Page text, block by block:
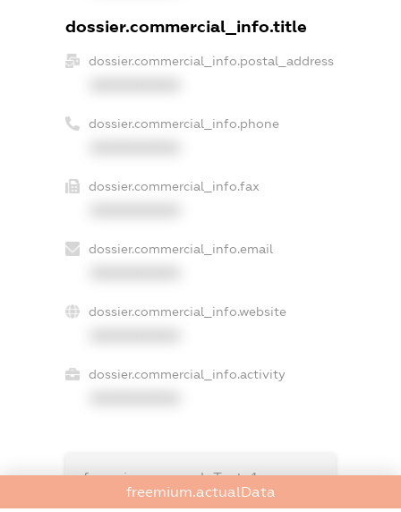
dossier.commercial_info.title
dossier.commercial_info.postal_address
dossier.commercial_info.phone
dossier.commercial_info.fax
dossier.commercial_info.email
dossier.commercial_info.website
dossier.commercial_info.activity
freemium.exampleText_1
freemium.exampleText_2
freemium.anonymousPerSearch2
freemium.actualData